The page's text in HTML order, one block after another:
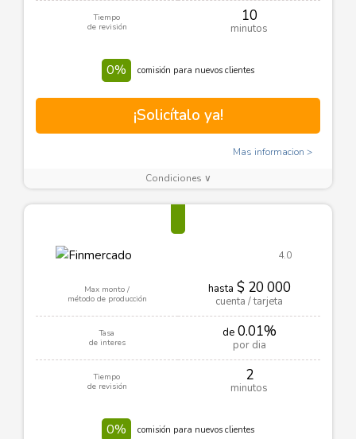
Tiempo
de revisión
10
minutos
0% comisión para nuevos clientes
¡Solicítalo ya!
Mas informacion
Condiciones ∨
4.0
Max monto /
método de producción
hasta $ 20 000
cuenta / tarjeta
Tasa
de interes
de0.01%
por dia
Tiempo
de revisión
2
minutos
0% comisión para nuevos clientes